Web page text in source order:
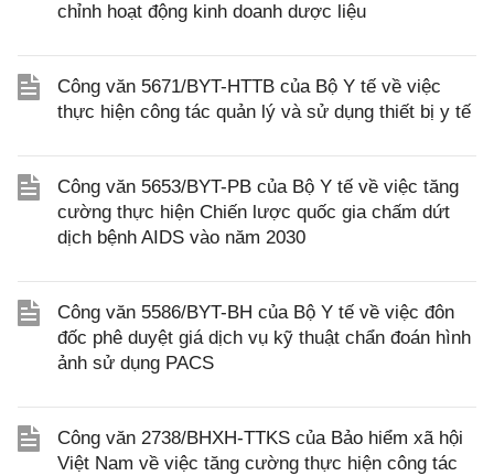
chỉnh hoạt động kinh doanh dược liệu
Công văn 5671/BYT-HTTB của Bộ Y tế về việc
thực hiện công tác quản lý và sử dụng thiết bị y tế
Công văn 5653/BYT-PB của Bộ Y tế về việc tăng
cường thực hiện Chiến lược quốc gia chấm dứt
dịch bệnh AIDS vào năm 2030
Công văn 5586/BYT-BH của Bộ Y tế về việc đôn
đốc phê duyệt giá dịch vụ kỹ thuật chẩn đoán hình
ảnh sử dụng PACS
Công văn 2738/BHXH-TTKS của Bảo hiểm xã hội
Việt Nam về việc tăng cường thực hiện công tác